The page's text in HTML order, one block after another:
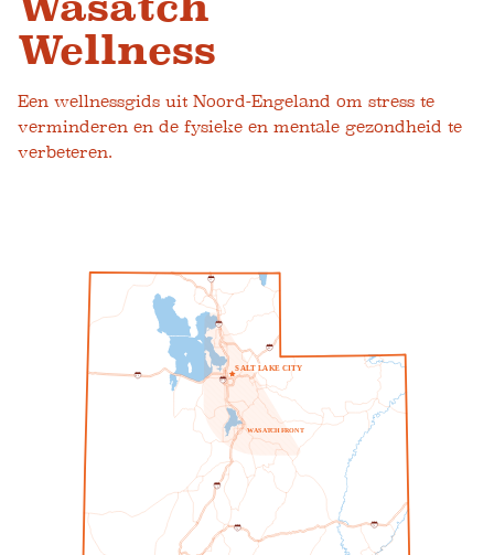
Wellness
Een wellnessgids uit Noord-Engeland om stress te
verminderen en de fysieke en mentale gezondheid te
verbeteren.
SALTLAKECITY
WASATCHFRONT
70
70
1
8 0
215
15
80